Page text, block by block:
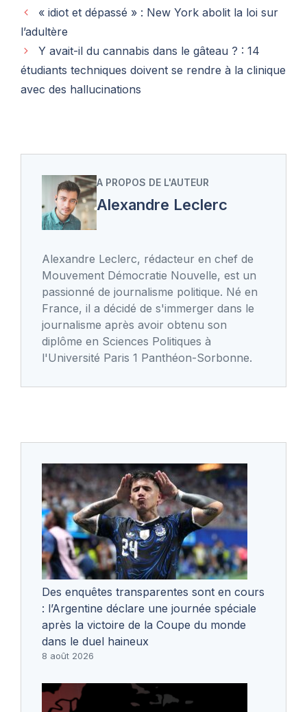
« idiot et dépassé » : New York abolit la loi sur
l’adultère
Y avait-il du cannabis dans le gâteau ? : 14
étudiants techniques doivent se rendre à la clinique
avec des hallucinations
A PROPOS DE L'AUTEUR
Alexandre Leclerc
Alexandre Leclerc, rédacteur en chef de
Mouvement Démocratie Nouvelle, est un
passionné de journalisme politique. Né en
France, il a décidé de s'immerger dans le
journalisme après avoir obtenu son
diplôme en Sciences Politiques à
l'Université Paris 1 Panthéon-Sorbonne.
Des enquêtes transparentes sont en cours
: l’Argentine déclare une journée spéciale
après la victoire de la Coupe du monde
dans le duel haineux
8 août 2026